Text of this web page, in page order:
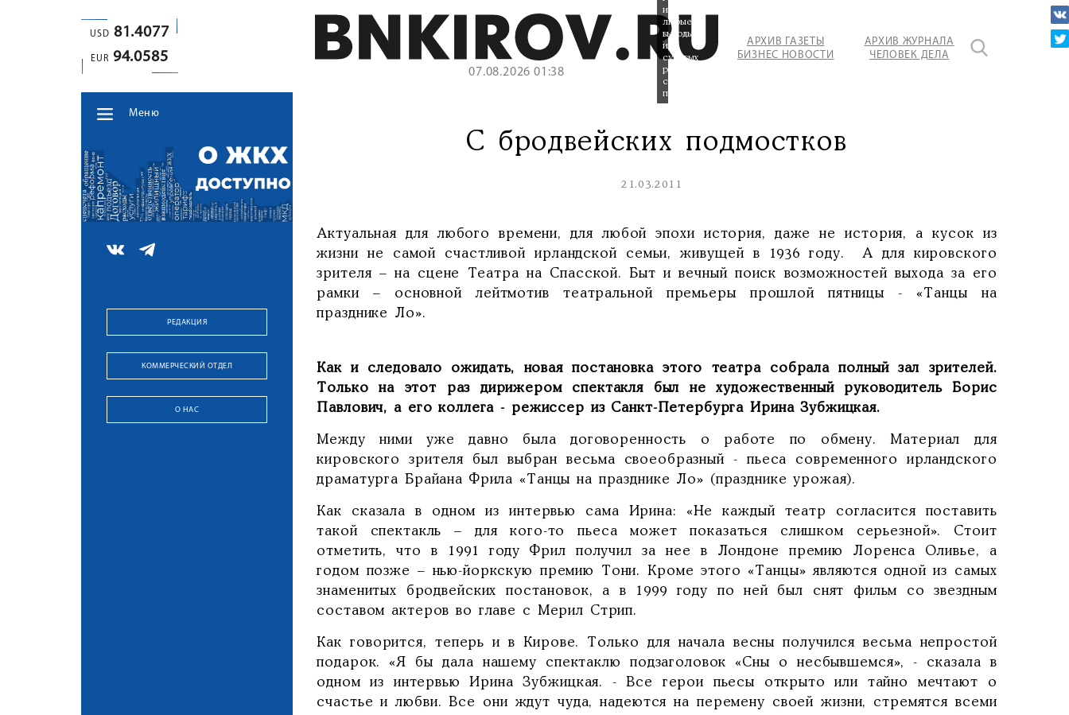
USD 81.4077
EUR 94.0585
07.08.2026 01:38
АРХИВ ГАЗЕТЫ
БИЗНЕС НОВОСТИ
АРХИВ ЖУРНАЛА
ЧЕЛОВЕК ДЕЛА
Меню
РЕДАКЦИЯ
КОММЕРЧЕСКИЙ ОТДЕЛ
О НАС
ищут
любые
выходы
из
суровых
рамок
суровой
повседневности.
С бродвейских подмостков
21.03.2011
Актуальная для любого времени, для любой эпохи история, даже не история, а кусок из
жизни не самой счастливой ирландской семьи, живущей в 1936 году. А для кировского
зрителя – на сцене Театра на Спасской. Быт и вечный поиск возможностей выхода за его
рамки – основной лейтмотив театральной премьеры прошлой пятницы - «Танцы на
празднике Ло».
Как и следовало ожидать, новая постановка этого театра собрала полный зал зрителей.
Только на этот раз дирижером спектакля был не художественный руководитель Борис
Павлович, а его коллега - режиссер из Санкт-Петербурга Ирина Зубжицкая.
Между ними уже давно была договоренность о работе по обмену. Материал для
кировского зрителя был выбран весьма своеобразный - пьеса современного ирландского
драматурга Брайана Фрила «Танцы на празднике Ло» (празднике урожая).
Как сказала в одном из интервью сама Ирина: «Не каждый театр согласится поставить
такой спектакль – для кого-то пьеса может показаться слишком серьезной». Стоит
отметить, что в 1991 году Фрил получил за нее в Лондоне премию Лоренса Оливье, а
годом позже – нью-йоркскую премию Тони. Кроме этого «Танцы» являются одной из самых
знаменитых бродвейских постановок, а в 1999 году по ней был снят фильм со звездным
составом актеров во главе с Мерил Стрип.
Как говорится, теперь и в Кирове. Только для начала весны получился весьма непростой
подарок. «Я бы дала нашему спектаклю подзаголовок «Сны о несбывшемся», - сказала в
одном из интервью Ирина Зубжицкая. - Все герои пьесы открыто или тайно мечтают о
счастье и любви. Все они ждут чуда, надеются на перемену своей жизни, стремятся всеми